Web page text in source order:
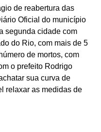
de reabertura das
Oficial do município
segunda cidade com
do Rio, com mais de 5
de mortos, com
o prefeito Rodrigo
sua curva de
relaxar as medidas de